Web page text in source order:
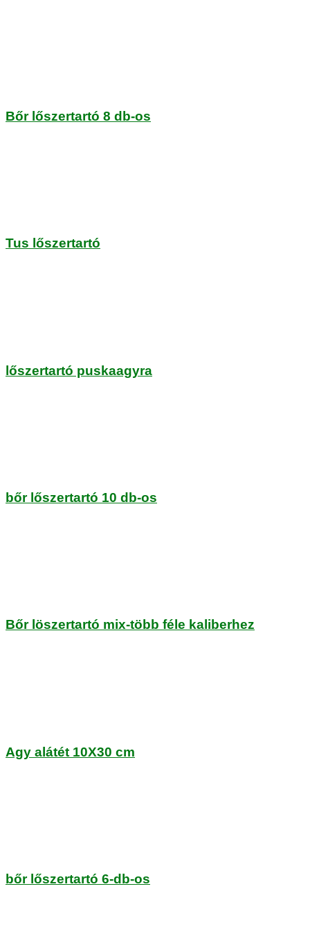
Bőr lőszertartó 8 db-os
Tus lőszertartó
lőszertartó puskaagyra
bőr lőszertartó 10 db-os
Bőr löszertartó mix-több féle kaliberhez
Agy alátét 10X30 cm
bőr lőszertartó 6-db-os